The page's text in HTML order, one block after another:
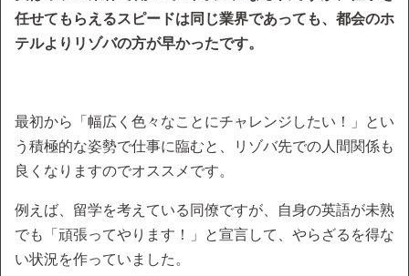
任せてもらえるスピードは同じ業界であっても、都会のホ
テルよりリゾバの方が早かったです。
最初から「幅広く色々なことにチャレンジしたい！」とい
う積極的な姿勢で仕事に臨むと、リゾバ先での人間関係も
良くなりますのでオススメです。
例えば、留学を考えている同僚ですが、自身の英語が未熟
でも「頑張ってやります！」と宣言して、やらざるを得な
い状況を作っていました。